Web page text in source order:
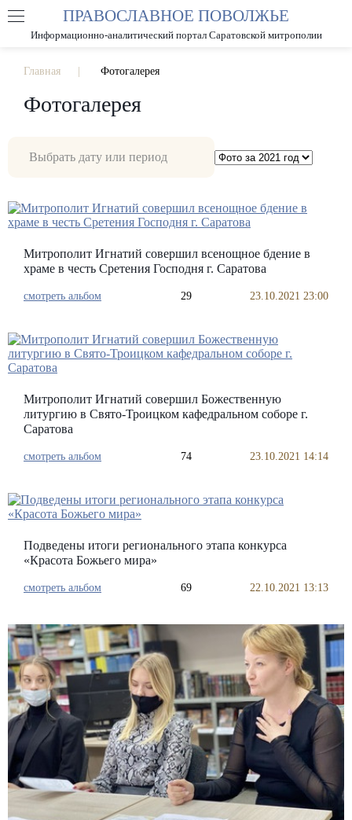
РАЗМЕР ШРИФТА А А
ПРАВОСЛАВНОЕ ПОВОЛЖЬЕ
Информационно-аналитический портал Саратовской митрополии
Главная Фотогалерея
Фотогалерея
Митрополит Игнатий совершил всенощное бдение в
храме в честь Сретения Господня г. Саратова
смотреть альбом 29 23.10.2021 23:00
Митрополит Игнатий совершил Божественную
литургию в Свято-Троицком кафедральном соборе г.
Саратова
смотреть альбом 74 23.10.2021 14:14
Подведены итоги регионального этапа конкурса
«Красота Божьего мира»
смотреть альбом 69 22.10.2021 13:13